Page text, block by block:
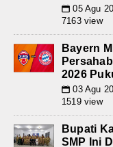
📅 05 Agu
7163 view
Bayern
2026
📅 03 Agu
1519 view
Bupati
SMP Ini